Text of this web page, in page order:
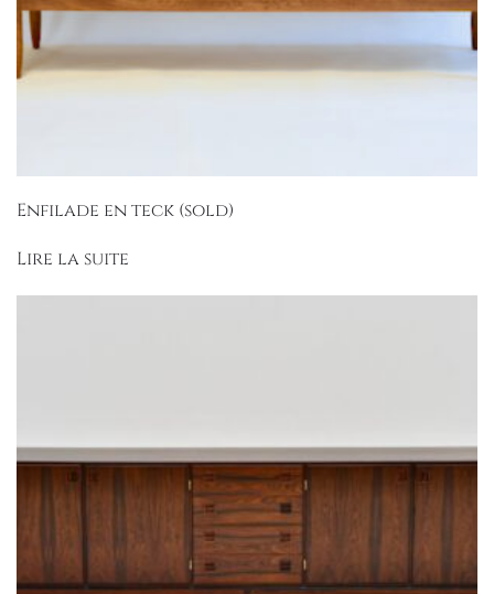
Enfilade en teck (sold)
Lire la suite